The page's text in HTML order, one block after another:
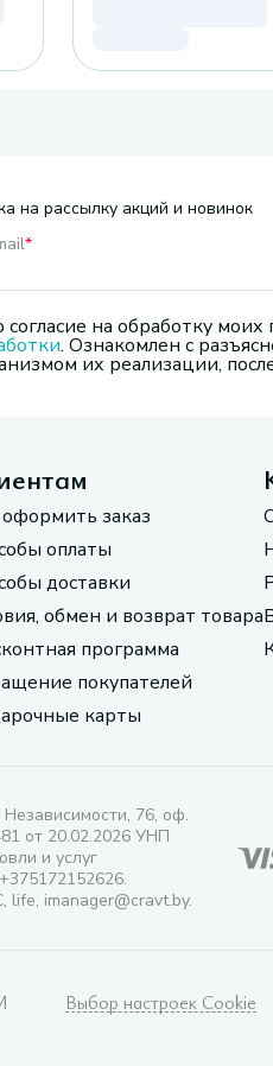
на рассылку акций и новинок
*
на обработку
. Ознакомлен с
их реализации,
заказ
оплаты
доставки
обмен и возврат товара
программа
покупателей
карты
76, оф.
от 20.02.2026 УНП
и услуг
imanager@cravt.by.
Выбор настроек Cookie